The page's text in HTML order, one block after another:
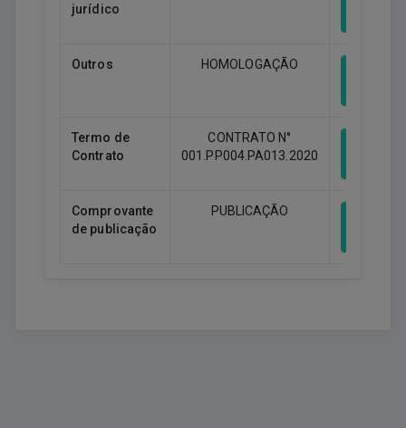
jurídico
Outros HOMOLOGAÇÃO
Termo de
Contrato
CONTRATO N°
001.PP004.PA013.2020
Comprovante
de publicação
PUBLICAÇÃO